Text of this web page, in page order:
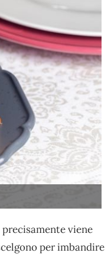
precisamente viene
per imbandire